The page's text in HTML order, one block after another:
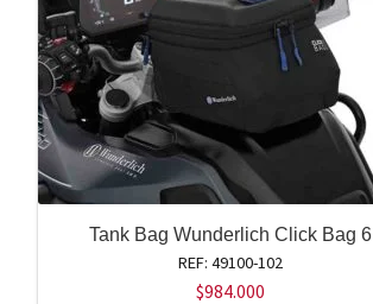
Tank Bag Wunderlich Click Bag 6
REF: 49100-102
$984.000